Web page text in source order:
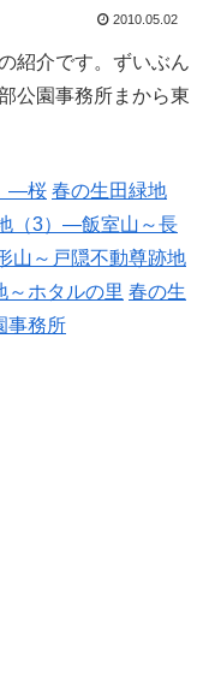
2010.05.02
紹介です。ずいぶん
公園事務所まから東
―桜 春の生田緑地
（3）―飯室山～長
山～戸隠不動尊跡地
ホタルの里 春の生
事務所